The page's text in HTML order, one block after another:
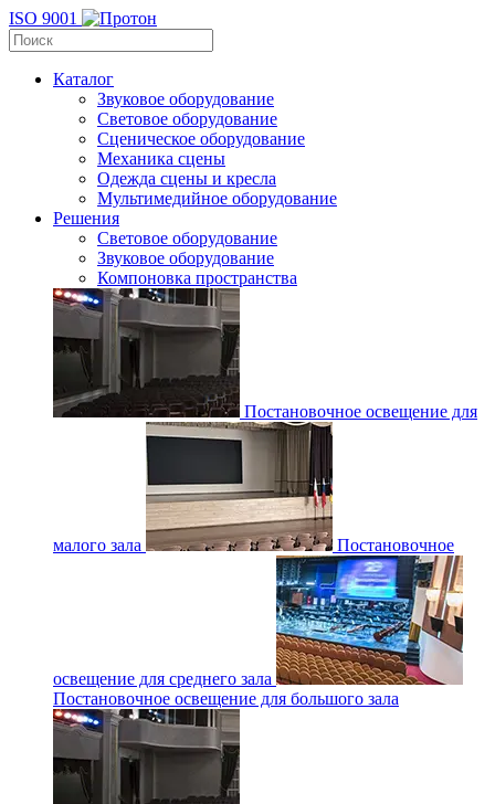
ISO 9001
Каталог
Звуковое оборудование
Световое оборудование
Сценическое оборудование
Механика сцены
Одежда сцены и кресла
Мультимедийное оборудование
Решения
Световое оборудование
Звуковое оборудование
Компоновка пространства
Постановочное освещение для
малого зала Постановочное
освещение для среднего зала
Постановочное освещение для большого зала